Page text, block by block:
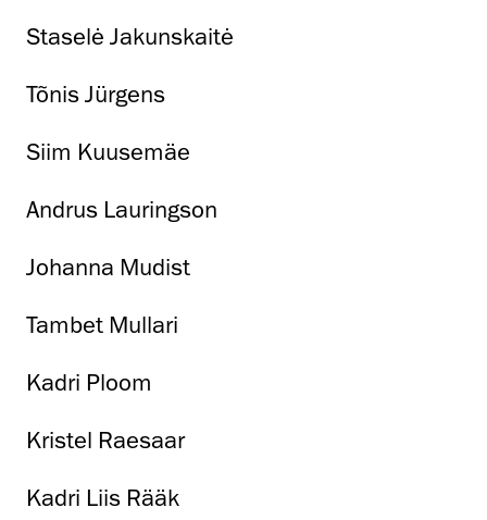
Staselė Jakunskaitė
Tõnis Jürgens
Siim Kuusemäe
Andrus Lauringson
Johanna Mudist
Tambet Mullari
Kadri Ploom
Kristel Raesaar
Kadri Liis Rääk